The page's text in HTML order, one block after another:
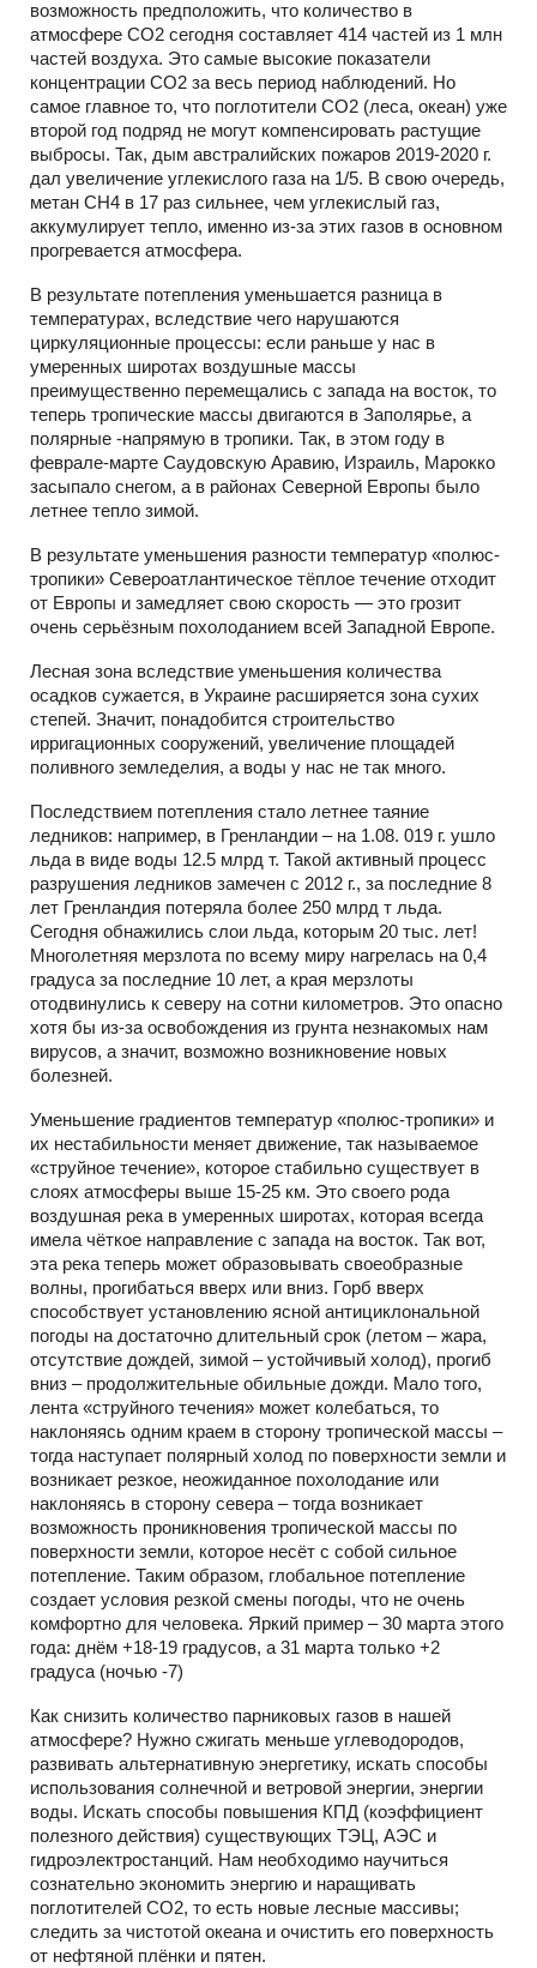
возможность предположить, что количество в
атмосфере СО2 сегодня составляет 414 частей из 1 млн
частей воздуха. Это самые высокие показатели
концентрации СО2 за весь период наблюдений. Но
самое главное то, что поглотители СО2 (леса, океан) уже
второй год подряд не могут компенсировать растущие
выбросы. Так, дым австралийских пожаров 2019-2020 г.
дал увеличение углекислого газа на 1/5. В свою очередь,
метан СН4 в 17 раз сильнее, чем углекислый газ,
аккумулирует тепло, именно из-за этих газов в основном
прогревается атмосфера.
В результате потепления уменьшается разница в
температурах, вследствие чего нарушаются
циркуляционные процессы: если раньше у нас в
умеренных широтах воздушные массы
преимущественно перемещались с запада на восток, то
теперь тропические массы двигаются в Заполярье, а
полярные -напрямую в тропики. Так, в этом году в
феврале-марте Саудовскую Аравию, Израиль, Марокко
засыпало снегом, а в районах Северной Европы было
летнее тепло зимой.
В результате уменьшения разности температур «полюс-
тропики» Североатлантическое тёплое течение отходит
от Европы и замедляет свою скорость — это грозит
очень серьёзным похолоданием всей Западной Европе.
Лесная зона вследствие уменьшения количества
осадков сужается, в Украине расширяется зона сухих
степей. Значит, понадобится строительство
ирригационных сооружений, увеличение площадей
поливного земледелия, а воды у нас не так много.
Последствием потепления стало летнее таяние
ледников: например, в Гренландии – на 1.08. 019 г. ушло
льда в виде воды 12.5 млрд т. Такой активный процесс
разрушения ледников замечен с 2012 г., за последние 8
лет Гренландия потеряла более 250 млрд т льда.
Сегодня обнажились слои льда, которым 20 тыс. лет!
Многолетняя мерзлота по всему миру нагрелась на 0,4
градуса за последние 10 лет, а края мерзлоты
отодвинулись к северу на сотни километров. Это опасно
хотя бы из-за освобождения из грунта незнакомых нам
вирусов, а значит, возможно возникновение новых
болезней.
Уменьшение градиентов температур «полюс-тропики» и
их нестабильности меняет движение, так называемое
«струйное течение», которое стабильно существует в
слоях атмосферы выше 15-25 км. Это своего рода
воздушная река в умеренных широтах, которая всегда
имела чёткое направление с запада на восток. Так вот,
эта река теперь может образовывать своеобразные
волны, прогибаться вверх или вниз. Горб вверх
способствует установлению ясной антициклональной
погоды на достаточно длительный срок (летом – жара,
отсутствие дождей, зимой – устойчивый холод), прогиб
вниз – продолжительные обильные дожди. Мало того,
лента «струйного течения» может колебаться, то
наклоняясь одним краем в сторону тропической массы –
тогда наступает полярный холод по поверхности земли и
возникает резкое, неожиданное похолодание или
наклоняясь в сторону севера – тогда возникает
возможность проникновения тропической массы по
поверхности земли, которое несёт с собой сильное
потепление. Таким образом, глобальное потепление
создает условия резкой смены погоды, что не очень
комфортно для человека. Яркий пример – 30 марта этого
года: днём +18-19 градусов, а 31 марта только +2
градуса (ночью -7)
Как снизить количество парниковых газов в нашей
атмосфере? Нужно сжигать меньше углеводородов,
развивать альтернативную энергетику, искать способы
использования солнечной и ветровой энергии, энергии
воды. Искать способы повышения КПД (коэффициент
полезного действия) существующих ТЭЦ, АЭС и
гидроэлектростанций. Нам необходимо научиться
сознательно экономить энергию и наращивать
поглотителей СО2, то есть новые лесные массивы;
следить за чистотой океана и очистить его поверхность
от нефтяной плёнки и пятен.